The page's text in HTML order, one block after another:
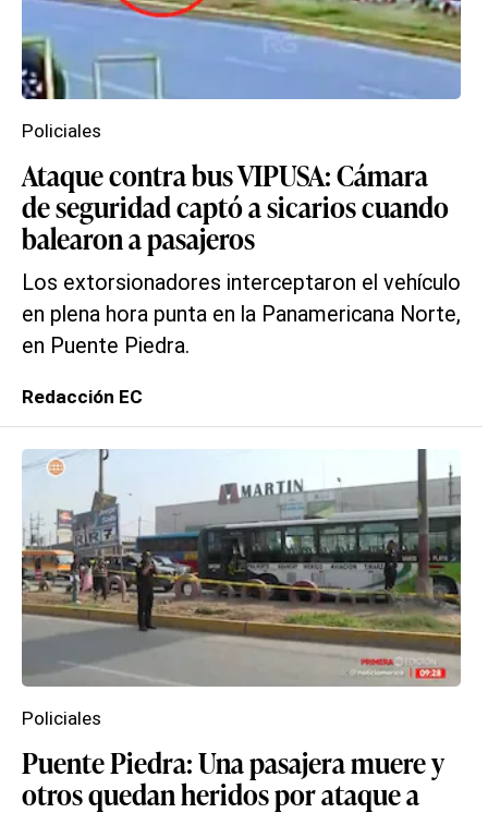
Ataque contra bus VIPUSA: Cámara
de seguridad captó a sicarios cuando
balearon a pasajeros
Los extorsionadores interceptaron el vehículo
en plena hora punta en la Panamericana Norte,
en Puente Piedra.
Policiales
Redacción EC
Puente Piedra: Una pasajera muere y
otros quedan heridos por ataque a
Policiales